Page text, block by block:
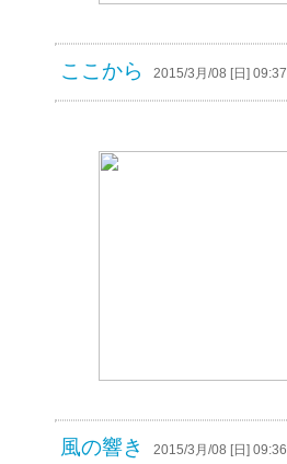
ここから 2015/3月/08 [日] 09:37
風の響き 2015/3月/08 [日] 09:36